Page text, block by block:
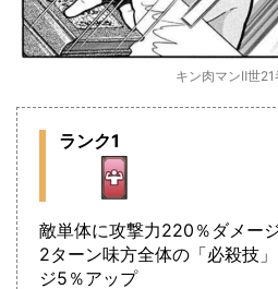
キン肉マンⅡ世21
ランク1
敵単体に攻撃力220％ダメー
2ターン味方全体の「必殺技
ジ5％アップ